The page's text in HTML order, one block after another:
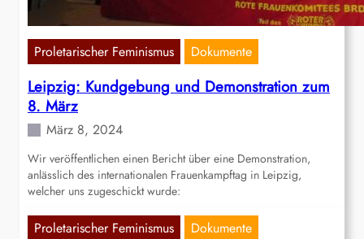
Proletarischer Feminismus Dokumente
Leipzig: Kundgebung und Demonstration zum
8. März
März 8, 2024
Wir veröffentlichen einen Bericht über eine Demonstration,
anlässlich des internationalen Frauenkampftag in Leipzig,
welcher uns zugeschickt wurde:
Proletarischer Feminismus Dokumente